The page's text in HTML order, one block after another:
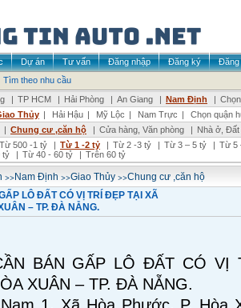
Dự án Tư vấn Đăng nhập Đăng ký
Đăng
Tìm theo nhu cầu
| TP HCM | Hải Phòng | An Giang | Nam Định |
Thủy | Hải Hậu | Mỹ Lộc | Nam Trực |
Chọn quận
| Chung cư ,căn hộ | Cửa hàng, Văn phòng | Nhà ở,
Từ 500 -1 tỷ | Từ 1 -2 tỷ | Từ 2 -3 tỷ | Từ 3 – 5 tỷ | Từ 5
tỷ | Từ 40 - 60 tỷ | Trên 60 tỷ
>>Nam Định >>Giao Thủy >>Chung cư ,căn hộ
LÔ ĐẤT CÓ VỊ TRÍ ĐẸP TẠI XÃ
– TP. ĐÀ NẴNG.
BÁN GẤP LÔ ĐẤT CÓ VỊ
XUÂN – TP. ĐÀ NẴNG.